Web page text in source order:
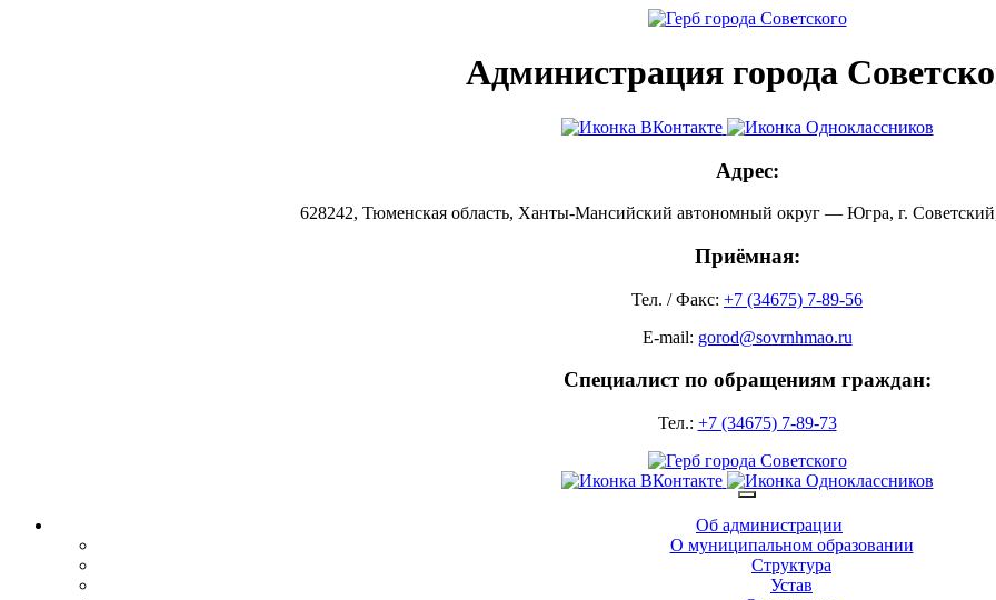
Администрация города
Адрес:
628242, Тюменская область, Ханты-Мансийский автономный округ — Югра, г.
Приёмная:
Тел. / Факс: +7 (34675) 7-89-56
E-mail: gorod@sovrnhmao.ru
Специалист по обращениям граждан:
Тел.: +7 (34675) 7-89-73
Об администрации
О муниципальном образовании
Структура
Устав